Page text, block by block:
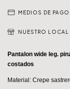
MEDIOS DE PAGO
NUESTRO LOCAL
Pantalon wide leg.
costados
Material: Crepe